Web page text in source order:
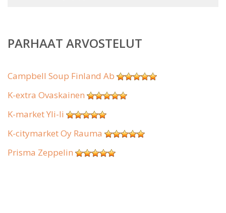
PARHAAT ARVOSTELUT
Campbell Soup Finland Ab
K-extra Ovaskainen
K-market Yli-Ii
K-citymarket Oy Rauma
Prisma Zeppelin